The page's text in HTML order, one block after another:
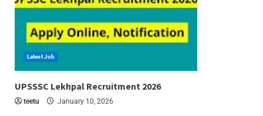
Latest Job
UPSSSC Lekhpal Recruitment 2026
teetu January 10, 2026